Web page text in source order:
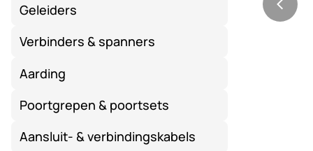
Geleiders
Verbinders & spanners
Aarding
Poortgrepen & poortsets
Aansluit- & verbindingskabels